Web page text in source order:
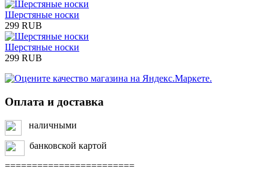
Шерстяные носки
299 RUB
Шерстяные носки
299 RUB
Оплата и доставка
наличными
банковской картой
========================